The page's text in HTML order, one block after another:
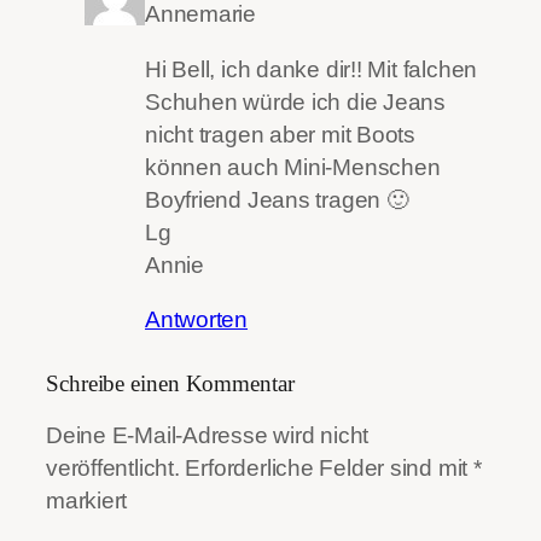
Annemarie
Hi Bell, ich danke dir!! Mit falchen
Schuhen würde ich die Jeans
nicht tragen aber mit Boots
können auch Mini-Menschen
Boyfriend Jeans tragen 🙂
Lg
Annie
Antworten
Schreibe einen Kommentar
Deine E-Mail-Adresse wird nicht
veröffentlicht. Erforderliche Felder sind mit *
markiert